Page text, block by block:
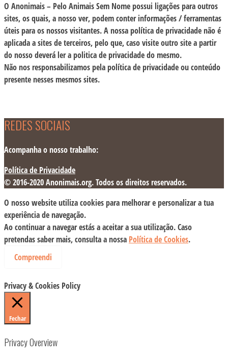
O Anonimais – Pelo Animais Sem Nome possui ligações para outros
sites, os quais, a nosso ver, podem conter informações / ferramentas
úteis para os nossos visitantes. A nossa política de privacidade não é
aplicada a sites de terceiros, pelo que, caso visite outro site a partir
do nosso deverá ler a politica de privacidade do mesmo.
Não nos responsabilizamos pela política de privacidade ou conteúdo
presente nesses mesmos sites.
REDES SOCIAIS
Acompanha o nosso trabalho:
Política de Privacidade
© 2016-2020 Anonimais.org. Todos os direitos reservados.
O nosso website utiliza cookies para melhorar e personalizar a tua
experiência de navegação.
Ao continuar a navegar estás a aceitar a sua utilização. Caso
pretendas saber mais, consulta a nossa Política de Cookies.
Compreendi
Privacy & Cookies Policy
Fechar
Privacy Overview